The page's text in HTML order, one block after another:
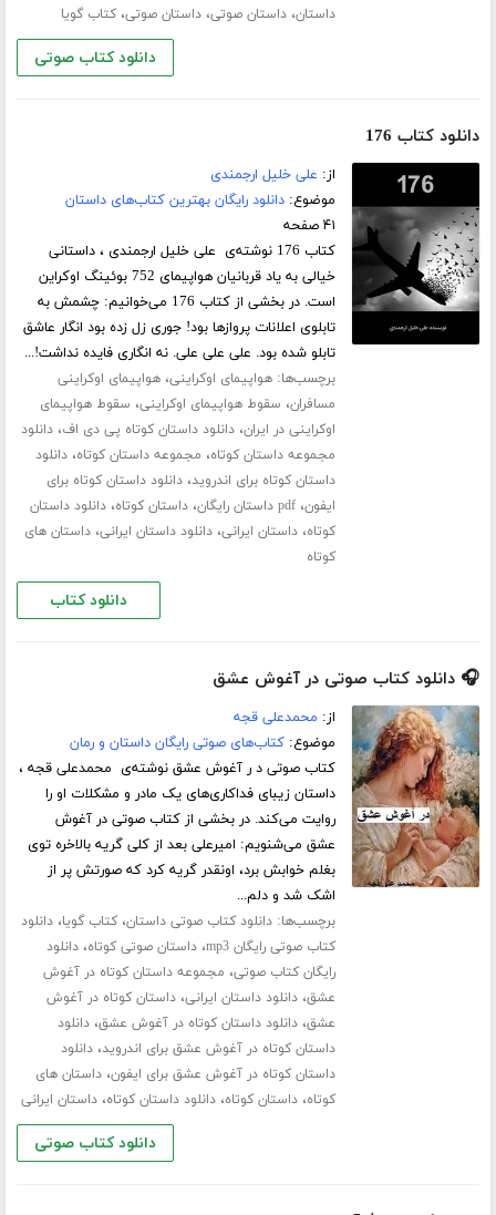
داستان،داستان صوتی،داستان صوتی،کتاب گویا
دانلود کتاب صوتی
دانلود کتاب 176
از: علی خلیل ارجمندی
موضوع:دانلود رایگان بهترین کتاب‌های داستان
۴۱ صفحه
کتاب 176 نوشته‌ی علی خلیل ارجمندی ، داستانی
خیالی به یاد قربانیان هواپیمای 752 بوئینگ اوکراین
است. در بخشی از کتاب 176 می‌خوانیم: چشمش به
تابلوی اعلانات پرواز‌ها بود! جوری زل زده بود انگار عاشق
تابلو شده بود. علی علی علی. نه انگاری فایده نداشت!...
برچسب‌ها:هواپیمای اوکراینی،هواپیمای اوکراینی
مسافران، سقوط هواپیمای اوکراینی، سقوط هواپیمای
اوکراینی در ایران،دانلود داستان کوتاه پی دی اف،دانلود
مجموعه داستان کوتاه، مجموعه داستان کوتاه،دانلود
داستان کوتاه برای اندروید،دانلود داستان کوتاه برای
ایفون،pdf داستان رایگان ،داستان کوتاه،دانلود داستان
کوتاه،داستان ایرانی،دانلود داستان ایرانی،داستان های
کوتاه
دانلود کتاب
🎧 دانلود کتاب صوتی در آغوش عشق
از: محمدعلی قجه
موضوع:کتاب‌های صوتی رایگان داستان و رمان
کتاب صوتی د ر آغوش عشق نوشته‌ی محمدعلی قجه ،
داستان زیبای فداکاری‌های یک مادر و مشکلات او را
روایت می‌کند. در بخشی از کتاب صوتی در آغوش
عشق می‌شنویم: امیرعلی بعد از کلی گریه بالاخره توی
بغلم خوابش برد، اونقدر گریه کرد که صورتش پر از
اشک شد و دلم...
برچسب‌ها:دانلود کتاب صوتی داستان،کتاب گویا،دانلود
کتاب صوتی رایگان mp3
،داستان صوتی کوتاه،دانلود
رایگان کتاب صوتی، مجموعه داستان کوتاه در آغوش
عشق،دانلود داستان ایرانی،داستان کوتاه در آغوش
عشق،دانلود داستان کوتاه در آغوش عشق،دانلود
داستان کوتاه در آغوش عشق برای اندروید،دانلود
داستان کوتاه در آغوش عشق برای ایفون،داستان های
کوتاه،داستان کوتاه،دانلود داستان کوتاه،داستان ایرانی
دانلود کتاب صوتی